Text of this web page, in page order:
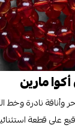
نادرة وخط
قطعة استثنائية ..